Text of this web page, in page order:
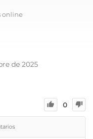
online
de 2025
0